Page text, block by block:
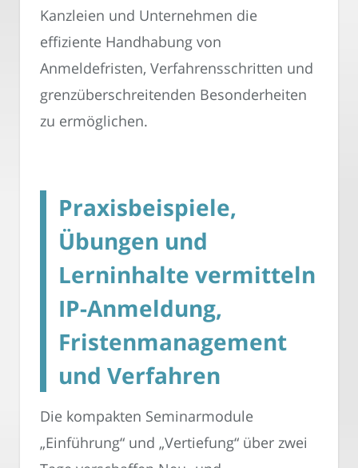
Kanzleien und Unternehmen die
effiziente Handhabung von
Anmeldefristen, Verfahrensschritten und
grenzüberschreitenden Besonderheiten
zu ermöglichen.
Praxisbeispiele,
Übungen und
Lerninhalte vermitteln
IP-Anmeldung,
Fristenmanagement
und Verfahren
Die kompakten Seminarmodule
„Einführung“ und „Vertiefung“ über zwei